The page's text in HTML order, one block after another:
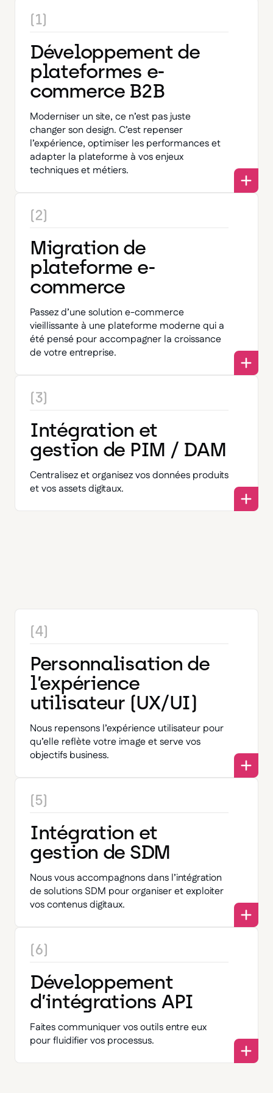
(1)
Développement de
plateformes e-
commerce B2B
Moderniser un site, ce n’est pas juste
changer son design. C’est repenser
l’expérience, optimiser les performances et
adapter la plateforme à vos enjeux
techniques et métiers.
(2)
Migration de
plateforme e-
commerce
Passez d’une solution e-commerce
vieillissante à une plateforme moderne qui a
été pensé pour accompagner la croissance
de votre entreprise.
(3)
Intégration et
gestion de PIM / DAM
Centralisez et organisez vos données produits
et vos assets digitaux.
(4)
Personnalisation de
l’expérience
utilisateur (UX/UI)
Nous repensons l’expérience utilisateur pour
qu’elle reflète votre image et serve vos
objectifs business.
(5)
Intégration et
gestion de SDM
Nous vous accompagnons dans l’intégration
de solutions SDM pour organiser et exploiter
vos contenus digitaux.
(6)
Développement
d’intégrations API
Faites communiquer vos outils entre eux
pour fluidifier vos processus.